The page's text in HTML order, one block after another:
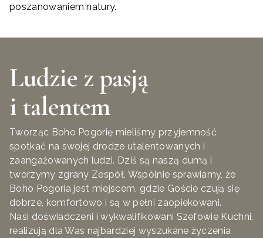
poszanowaniem natury.
Ludzie z pasją
i talentem
Tworząc Boho Pogorię mieliśmy przyjemność
spotkać na swojej drodze utalentowanych i
zaangażowanych ludzi. Dziś są naszą dumą i
tworzymy zgrany Zespół. Wspólnie sprawiamy, że
Boho Pogoria jest miejscem, gdzie Goście czują się
dobrze, komfortowo i są w pełni zaopiekowani.
Nasi doświadczeni i wykwalifikowani Szefowie Kuchni,
realizują dla Was najbardziej wyszukane życzenia